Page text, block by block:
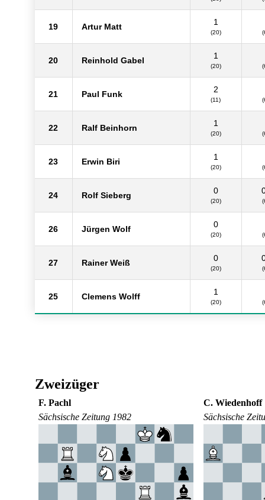
19 Artur Matt 1
(20)
20 Reinhold Gabel 1
(20)
21 Paul Funk 2
(11)
22 Ralf Beinhorn 1
(20)
23 Erwin Biri 1
(20)
24 Rolf Sieberg 0
(20)
26 Jürgen Wolf 0
(20)
27 Rainer Weiß 0
(20)
25 Clemens Wolff 1
(20)
Zweizüger
F. Pachl
Sächsische Zeitung 1982
C. Wiedenhoff
Sächsische